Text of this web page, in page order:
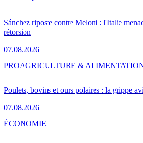
Sánchez riposte contre Meloni : l'Italie
rétorsion
07.08.2026
Poulets, bovins et ours polaires : la grippe
07.08.2026
PROAGRICULTURE &
ÉCONOMIE